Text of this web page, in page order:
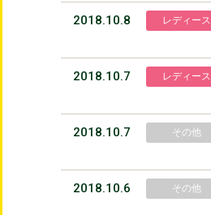
2018.10.8 レディース
2018.10.7 レディース
2018.10.7 その他
2018.10.6 その他